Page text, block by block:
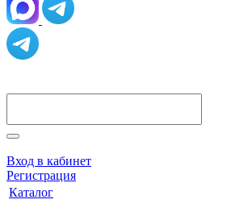
Вход в кабинет
Регистрация
Каталог